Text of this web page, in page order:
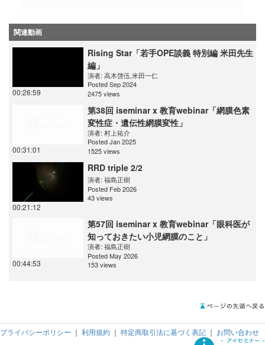
関連動画
00:26:59
Rising Star「若手OPE談義 特別編 米田先生
編」
演者: 高木啓伍,米田一仁
Posted Sep 2024
2475 views
00:31:01
第38回 iseminar x 教育webinar「網膜色素
変性症・遺伝性網膜変性」
演者: 村上祐介
Posted Jan 2025
1525 views
00:21:12
RRD triple 2/2
演者: 福島正樹
Posted Feb 2026
43 views
00:44:53
第57回 iseminar x 教育webinar「眼科医が
知っておきたい小児網膜のこと」
演者: 福島正樹
Posted May 2026
153 views
プライバシーポリシー ｜ 利用規約 ｜ 特定商取引法に基づく表記 ｜ お問い合わせ